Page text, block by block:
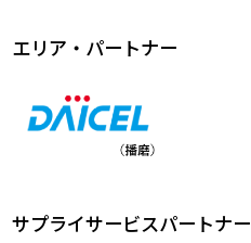
エリア・パートナー
サプライサービスパートナー